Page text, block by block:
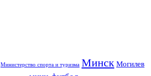
Министерство спорта и туризма Минск Могилев